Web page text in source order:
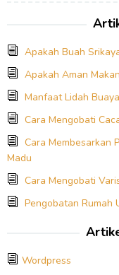
Apakah Buah
Apakah Aman
Manfaat Lidah
Cara Mengobati
Cara Membesarkan
Madu
Cara Mengobati
Pengobatan Rumah
Wordpress